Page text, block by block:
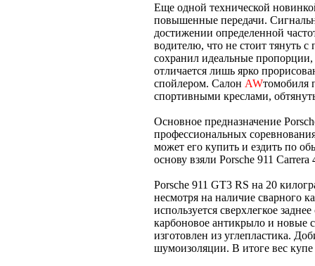
Еще одной технической
повышенные передачи.
достижении определенной
водителю, что не стоит тянуть
сохранил идеальные
отличается лишь ярко
спойлером. Салон AWтомобиля
спортивными креслами,
Основное предназначение
профессиональных
может его купить и ездить по
основу взяли Porsche 911
Porsche 911 GT3 RS на 20
несмотря на наличие сварного
используется сверхлегкое
карбоновое антикрыло и новые
изготовлен из углепластика.
шумоизоляции. В итоге вес купе